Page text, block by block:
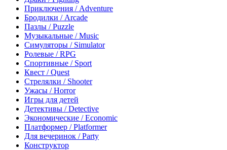
Приключения / Adventure
Бродилки / Arcade
Пазлы / Puzzle
Музыкальные / Music
Симуляторы / Simulator
Ролевые / RPG
Спортивные / Sport
Квест / Quest
Стрелялки / Shooter
Ужасы / Horror
Игры для детей
Детективы / Detective
Экономические / Economic
Платформер / Platformer
Для вечеринок / Party
Конструктор